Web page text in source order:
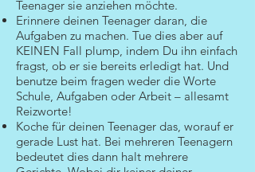
Teenager sie anziehen möchte.
Erinnere deinen Teenager daran, die
Aufgaben zu machen. Tue dies aber auf
KEINEN Fall plump, indem Du ihn einfach
fragst, ob er sie bereits erledigt hat. Und
benutze beim fragen weder die Worte
Schule, Aufgaben oder Arbeit – allesamt
Reizworte!
Koche für deinen Teenager das, worauf er
gerade Lust hat. Bei mehreren Teenagern
bedeutet dies dann halt mehrere